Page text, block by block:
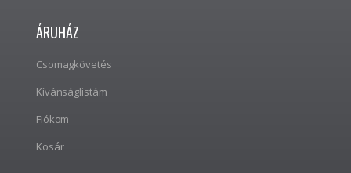
ÁRUHÁZ
Csomagkövetés
Kívánságlistám
Fiókom
Kosár